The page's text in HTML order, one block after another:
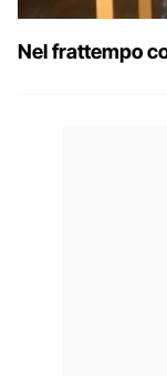
Nel frattempo